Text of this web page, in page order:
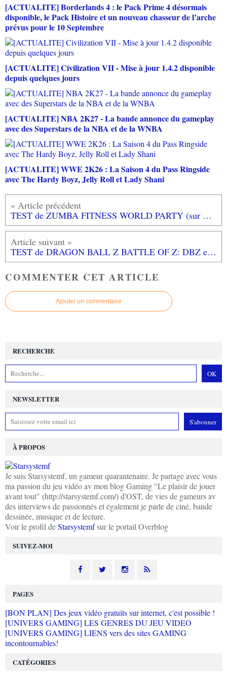
[ACTUALITE] Borderlands 4 : le Pack Prime 4 désormais
disponible, le Pack Histoire et un nouveau chasseur de l’arche
prévus pour le 10 Septembre
[ACTUALITE] Civilization VII - Mise à jour 1.4.2 disponible
depuis quelques jours
[ACTUALITE] NBA 2K27 - La bande annonce du gameplay
avec des Superstars de la NBA et de la WNBA
[ACTUALITE] WWE 2K26 : La Saison 4 du Pass Ringside
avec The Hardy Boyz, Jelly Roll et Lady Shani
TEST de ZUMBA FITNESS WORLD PARTY (sur XBOX ONE): allez on bouge ses fesses!!!
TEST de DRAGON BALL Z BATTLE OF Z: DBZ en mode brouillon (testé sur Playstation 3)
COMMENTER CET ARTICLE
Ajouter un commentaire
NEWSLETTER
SUIVEZ-MOI
RECHERCHE
À PROPOS
Je suis Starsystemf, un gameur quarantenaire. Je partage avec vous
ma passion du jeu vidéo av mon blog Gaming "Le plaisir de jouer
avant tout" (http://starsystemf.com/) d'OST, de vies de gameurs av
des interviews de passionnés et également je parle de ciné, bande
dessinée, musique et de lecture.
Voir le profil deStarsystemfsur le portail Overblog
PAGES
[BON PLAN] Des jeux vidéo gratuits sur internet, c'est possible !
[UNIVERS GAMING] LES GENRES DU JEU VIDEO
[UNIVERS GAMING] LIENS vers des sites GAMING
incontournables!
CATÉGORIES